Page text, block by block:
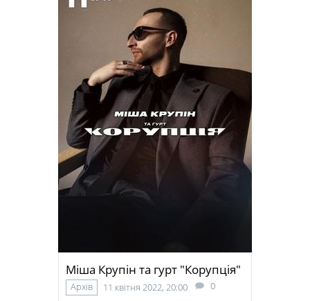
Міша Крупін та гурт "Корупція"
Архів 11 квітня 2022, 20:00 0